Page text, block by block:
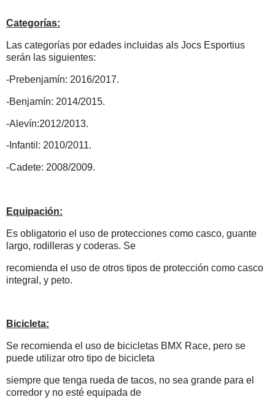
Categorías:
Las categorías por edades incluidas als Jocs Esportius
serán las siguientes:
-Prebenjamín: 2016/2017.
-Benjamín: 2014/2015.
-Alevín:2012/2013.
-Infantil: 2010/2011.
-Cadete: 2008/2009.
Equipación:
Es obligatorio el uso de protecciones como casco, guante
largo, rodilleras y coderas. Se
recomienda el uso de otros tipos de protección como casco
integral, y peto.
Bicicleta:
Se recomienda el uso de bicicletas BMX Race, pero se
puede utilizar otro tipo de bicicleta
siempre que tenga rueda de tacos, no sea grande para el
corredor y no esté equipada de